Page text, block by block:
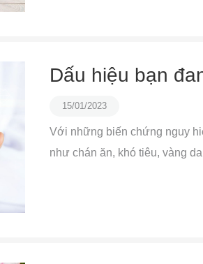
Dấu hiệu bạn
15/01/2023
Với những biến chứng nguy
như chán ăn, khó tiêu, vàng